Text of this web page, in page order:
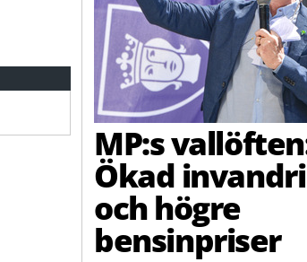
MP:s
Ökad
och högre
bensinpriser